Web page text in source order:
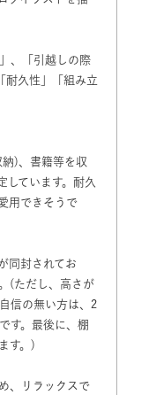
、「引越しの際
耐久性」「組み立
)、書籍等を収
しています。耐久
用できそうで
同封されてお
(ただし、高さが
信の無い方は、2
す。最後に、棚
す。)
、リラックスで